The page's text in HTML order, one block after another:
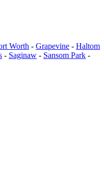
Worth - Grapevine - Haltom
- Saginaw - Sansom Park -